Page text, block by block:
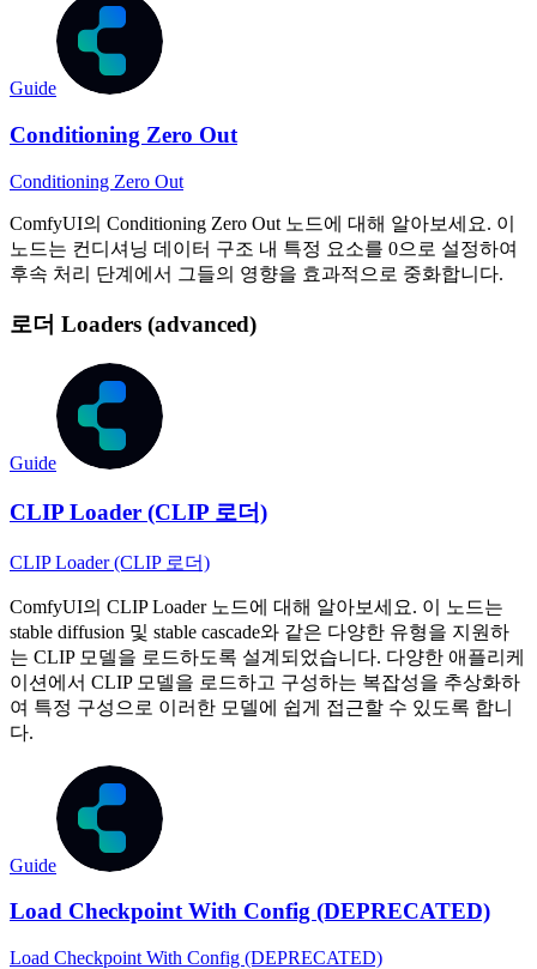
Guide
Conditioning Zero Out
Conditioning Zero Out
ComfyUI의 Conditioning Zero Out 노드에 대해 알아보세요. 이
노드는 컨디셔닝 데이터 구조 내 특정 요소를 0으로 설정하여
후속 처리 단계에서 그들의 영향을 효과적으로 중화합니다.
로더 Loaders (advanced)
Guide
CLIP Loader (CLIP 로더)
CLIP Loader (CLIP 로더)
ComfyUI의 CLIP Loader 노드에 대해 알아보세요. 이 노드는
stable diffusion 및 stable cascade와 같은 다양한 유형을 지원하
는 CLIP 모델을 로드하도록 설계되었습니다. 다양한 애플리케
이션에서 CLIP 모델을 로드하고 구성하는 복잡성을 추상화하
여 특정 구성으로 이러한 모델에 쉽게 접근할 수 있도록 합니
다.
Guide
Load Checkpoint With Config (DEPRECATED)
Load Checkpoint With Config (DEPRECATED)